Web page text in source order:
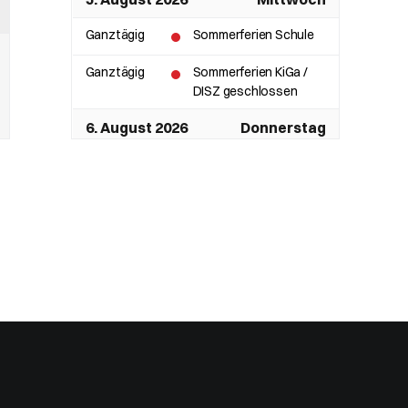
Ganztägig Sommerferien Schule
Ganztägig
Sommerferien KiGa /
DISZ geschlossen
6. August 2026 Donnerstag